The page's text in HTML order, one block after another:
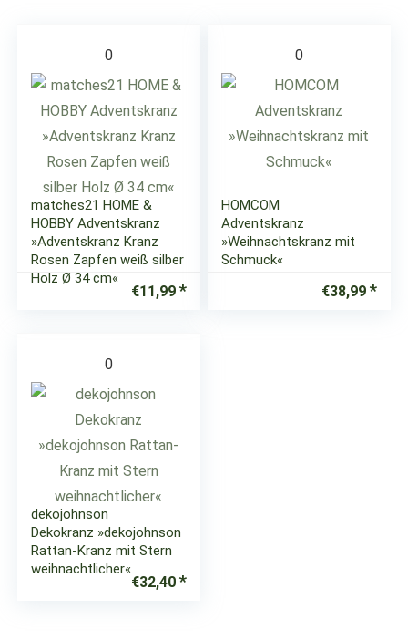
0
matches21 HOME &
HOBBY Adventskranz
»Adventskranz Kranz
Rosen Zapfen weiß silber
Holz Ø 34 cm«
€11,99
0
HOMCOM
Adventskranz
»Weihnachtskranz mit
Schmuck«
€38,99
0
dekojohnson
Dekokranz »dekojohnson
Rattan-Kranz mit Stern
weihnachtlicher«
€32,40